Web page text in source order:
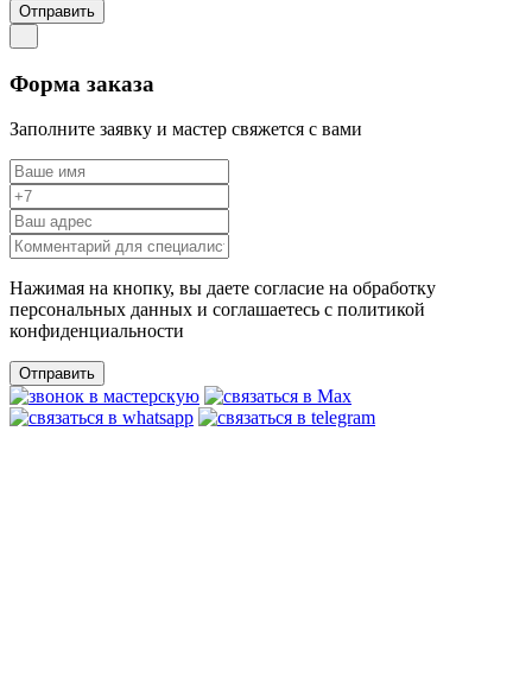
Отправить
Форма заказа
Заполните заявку и мастер свяжется с вами
Нажимая на кнопку, вы даете согласие на обработку
персональных данных и соглашаетесь c политикой
конфиденциальности
Отправить